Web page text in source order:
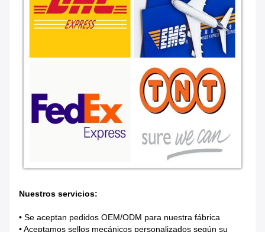
Nuestros servicios:
• Se aceptan pedidos OEM/ODM para nuestra fábrica
• Aceptamos sellos mecánicos personalizados según su